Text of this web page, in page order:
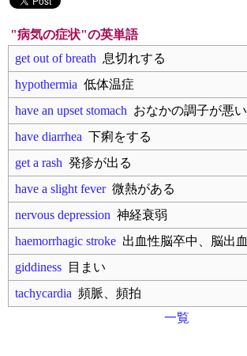
"病気の症状"の英単語
get out of breath 息切れする
hypothermia 低体温症
have an upset stomach おなかの調子が悪い
have diarrhea 下痢をする
get a rash 発疹が出る
have a slight fever微熱がある
nervous depression 神経衰弱
haemorrhagic stroke 出血性脳卒中、脳出血
giddiness 目まい
tachycardia 頻脈、頻拍
一覧